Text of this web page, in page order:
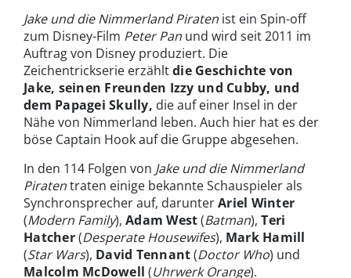
Jake und die Nimmerland Piraten ist ein Spin-off
zum Disney-Film Peter Pan und wird seit 2011 im
Auftrag von Disney produziert. Die
Zeichentrickserie erzähltdie Geschichte von
Jake, seinen Freunden Izzy und Cubby, und
dem Papagei Skully, die auf einer Insel in der
Nähe von Nimmerland leben. Auch hier hat es der
böse Captain Hook auf die Gruppe abgesehen.
In den 114 Folgen von Jake und die Nimmerland
Piratentraten einige bekannte Schauspieler als
Synchronsprecher auf, darunterAriel Winter
(Modern Family), Adam West(Batman),Teri
Hatcher(Desperate Housewifes), Mark Hamill
(Star Wars), David Tennant(Doctor Who) und
Malcolm McDowell (Uhrwerk Orange).